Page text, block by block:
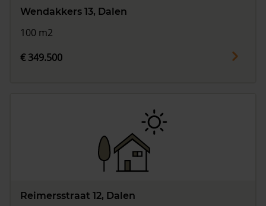
Wendakkers 13, Dalen
100 m2
€ 349.500
Reimersstraat 12, Dalen